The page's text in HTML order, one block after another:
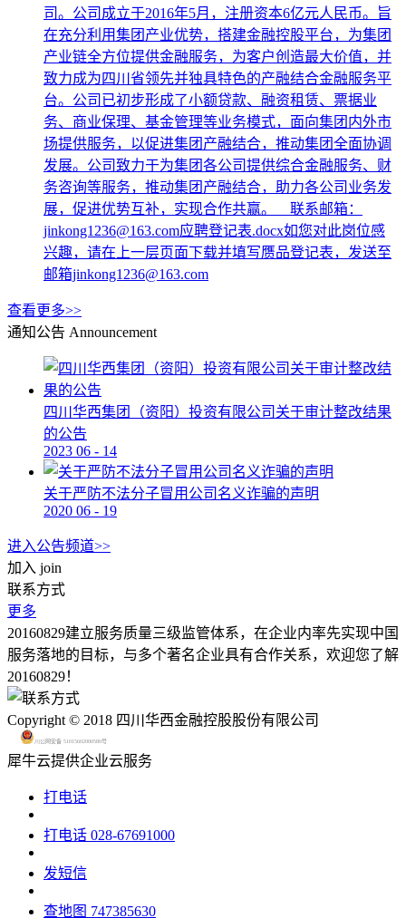
司。公司成立于2016年5月，注册资本6亿元人民币。旨
在充分利用集团产业优势，搭建金融控股平台，为集团
产业链全方位提供金融服务，为客户创造最大价值，并
致力成为四川省领先并独具特色的产融结合金融服务平
台。公司已初步形成了小额贷款、融资租赁、票据业
务、商业保理、基金管理等业务模式，面向集团内外市
场提供服务，以促进集团产融结合，推动集团全面协调
发展。公司致力于为集团各公司提供综合金融服务、财
务咨询等服务，推动集团产融结合，助力各公司业务发
展，促进优势互补，实现合作共赢。 联系邮箱：
jinkong1236@163.com应聘登记表.docx如您对此岗位感
兴趣，请在上一层页面下载并填写赝品登记表，发送至
邮箱jinkong1236@163.com
查看更多>>
通知公告 Announcement
四川华西集团（资阳）投资有限公司关于审计整改结果
的公告
2023 06 - 14
关于严防不法分子冒用公司名义诈骗的声明
2020 06 - 19
进入公告频道>>
加入 join
联系方式
更多
20160829建立服务质量三级监管体系，在企业内率先实现中国
服务落地的目标，与多个著名企业具有合作关系，欢迎您了解
20160829！
Copyright © 2018 四川华西金融控股股份有限公司
川公网安备 51015602000580号
犀牛云提供企业云服务
打电话
打电话 028-67691000
发短信
查地图 747385630